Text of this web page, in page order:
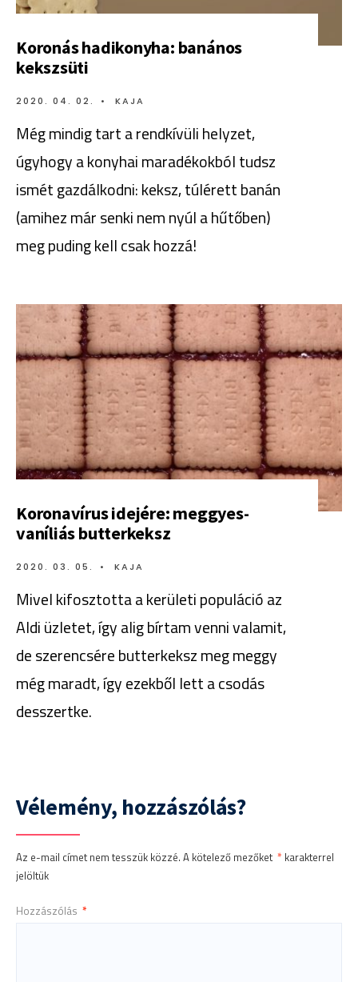
Koronás hadikonyha: banános
kekszsüti
2020. 04. 02. • KAJA
Még mindig tart a rendkívüli helyzet,
úgyhogy a konyhai maradékokból tudsz
ismét gazdálkodni: keksz, túlérett banán
(amihez már senki nem nyúl a hűtőben)
meg puding kell csak hozzá!
Koronavírus idejére: meggyes-
vaníliás butterkeksz
2020. 03. 05. • KAJA
Mivel kifosztotta a kerületi populáció az
Aldi üzletet, így alig bírtam venni valamit,
de szerencsére butterkeksz meg meggy
még maradt, így ezekből lett a csodás
desszertke.
Vélemény, hozzászólás?
Az e-mail címet nem tesszük közzé. A kötelező mezőket * karakterrel
jelöltük
Hozzászólás *